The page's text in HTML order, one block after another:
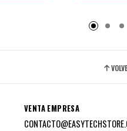
VENTA EMPRESA